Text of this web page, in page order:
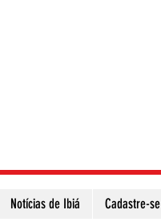
Notícias de Ibiá Cadastre-se